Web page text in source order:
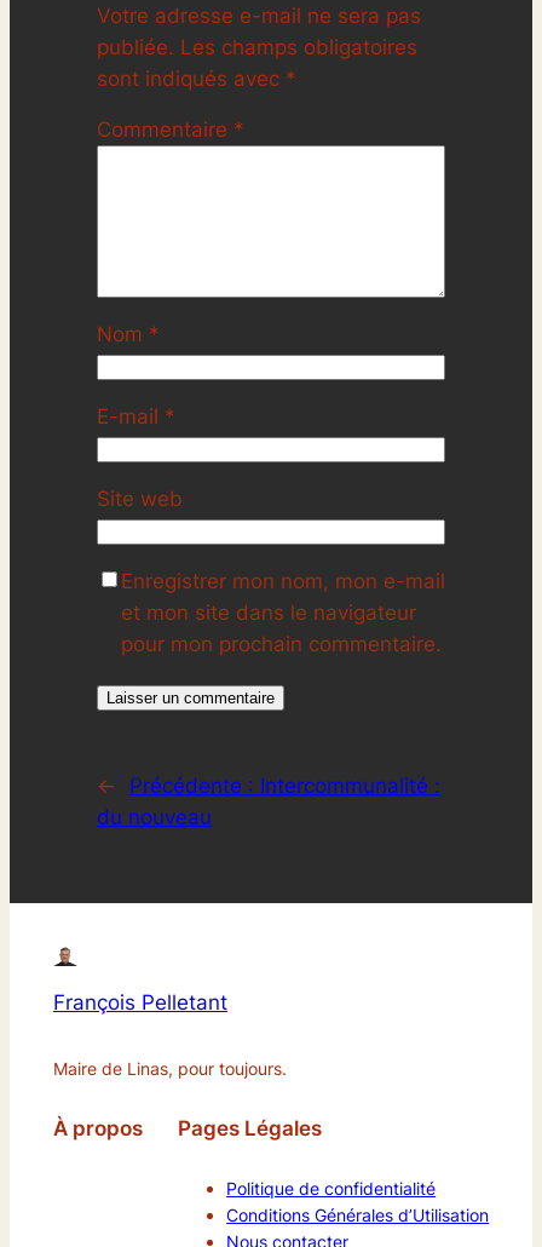
Votre adresse e-mail ne sera pas
publiée. Les champs obligatoires
sont indiqués avec *
Commentaire *
Nom *
E-mail *
Site web
Enregistrer mon nom, mon e-mail
et mon site dans le navigateur
pour mon prochain commentaire.
← Précédente : Intercommunalité :
du nouveau
François Pelletant
Maire de Linas, pour toujours.
À propos Pages Légales
Politique de confidentialité
Conditions Générales d’Utilisation
Nous contacter